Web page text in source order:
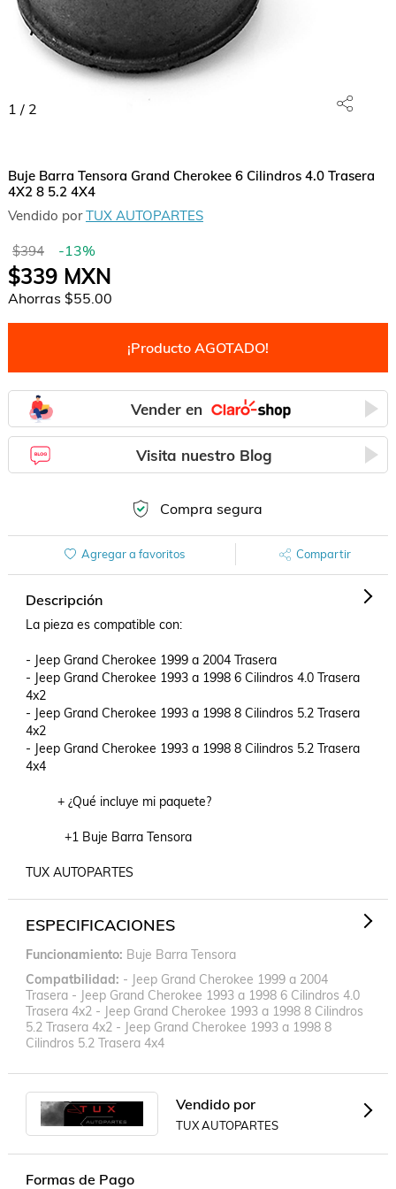
1 / 2
Buje Barra Tensora Grand Cherokee 6 Cilindros 4.0 Trasera
4X2 8 5.2 4X4
Vendido porTUX AUTOPARTES
$394 -13%
$339MXN
Ahorras $55.00
¡Producto AGOTADO!
Vender en
Visita nuestro Blog
Compra segura
Agregar a favoritos Compartir
Descripción
La pieza es compatible con:
- Jeep Grand Cherokee 1999 a 2004 Trasera
- Jeep Grand Cherokee 1993 a 1998 6 Cilindros 4.0 Trasera
4x2
- Jeep Grand Cherokee 1993 a 1998 8 Cilindros 5.2 Trasera
4x2
- Jeep Grand Cherokee 1993 a 1998 8 Cilindros 5.2 Trasera
4x4
         + ¿Qué incluye mi paquete?
           +1 Buje Barra Tensora
TUX AUTOPARTES
ESPECIFICACIONES
Funcionamiento Buje Barra Tensora
Compatbilidad - Jeep Grand Cherokee 1999 a 2004
Trasera - Jeep Grand Cherokee 1993 a 1998 6 Cilindros 4.0
Trasera 4x2 - Jeep Grand Cherokee 1993 a 1998 8 Cilindros
5.2 Trasera 4x2 - Jeep Grand Cherokee 1993 a 1998 8
Cilindros 5.2 Trasera 4x4
Vendido por
TUX AUTOPARTES
Formas de Pago